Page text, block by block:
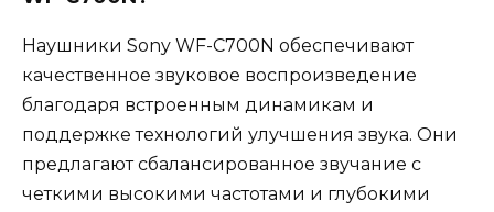
Наушники Sony WF-C700N обеспечивают
качественное звуковое воспроизведение
благодаря встроенным динамикам и
поддержке технологий улучшения звука. Они
предлагают сбалансированное звучание с
четкими высокими частотами и глубокими